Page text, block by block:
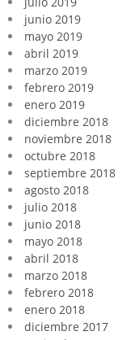
junio 2019
mayo 2019
abril 2019
marzo 2019
febrero 2019
enero 2019
diciembre 2018
noviembre 2018
octubre 2018
septiembre 2018
agosto 2018
julio 2018
junio 2018
mayo 2018
abril 2018
marzo 2018
febrero 2018
enero 2018
diciembre 2017